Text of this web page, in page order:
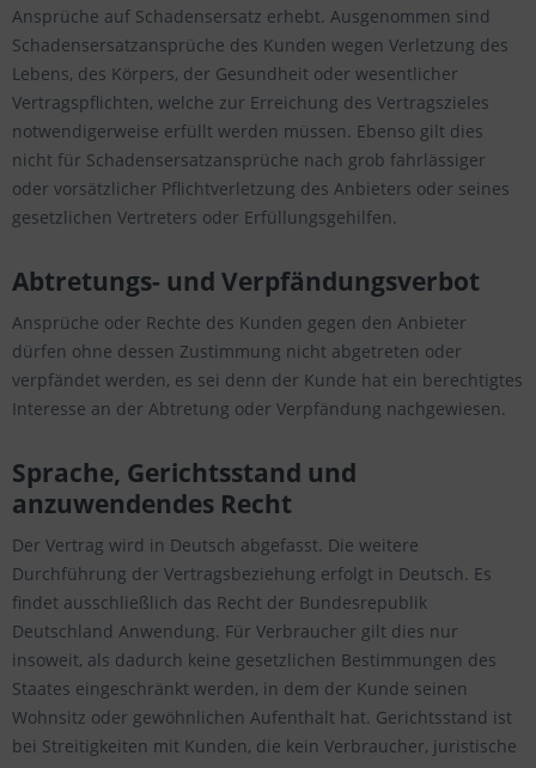
Ansprüche auf Schadensersatz erhebt. Ausgenommen sind
Schadensersatzansprüche des Kunden wegen Verletzung des
Lebens, des Körpers, der Gesundheit oder wesentlicher
Vertragspflichten, welche zur Erreichung des Vertragszieles
notwendigerweise erfüllt werden müssen. Ebenso gilt dies
nicht für Schadensersatzansprüche nach grob fahrlässiger
oder vorsätzlicher Pflichtverletzung des Anbieters oder seines
gesetzlichen Vertreters oder Erfüllungsgehilfen.
Abtretungs- und Verpfändungsverbot
Ansprüche oder Rechte des Kunden gegen den Anbieter
dürfen ohne dessen Zustimmung nicht abgetreten oder
verpfändet werden, es sei denn der Kunde hat ein berechtigtes
Interesse an der Abtretung oder Verpfändung nachgewiesen.
Sprache, Gerichtsstand und
anzuwendendes Recht
Der Vertrag wird in Deutsch abgefasst. Die weitere
Durchführung der Vertragsbeziehung erfolgt in Deutsch. Es
findet ausschließlich das Recht der Bundesrepublik
Deutschland Anwendung. Für Verbraucher gilt dies nur
insoweit, als dadurch keine gesetzlichen Bestimmungen des
Staates eingeschränkt werden, in dem der Kunde seinen
Wohnsitz oder gewöhnlichen Aufenthalt hat. Gerichtsstand ist
bei Streitigkeiten mit Kunden, die kein Verbraucher, juristische